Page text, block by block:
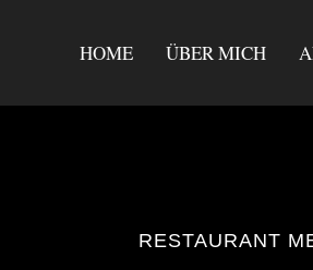
HOME ÜBER MICH
RESTAURANT